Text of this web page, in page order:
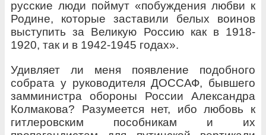
русские люди поймут «побуждения любви к
Родине, которые заставили белых воинов
выступить за Великую Россию как в 1918-
1920, так и в 1942-1945 годах».
Удивляет ли меня появление подобного
собрата у руководителя ДОССАФ, бывшего
замминистра обороны России Александра
Колмакова? Разумеется нет, ибо любовь к
гитлеровским пособникам и их